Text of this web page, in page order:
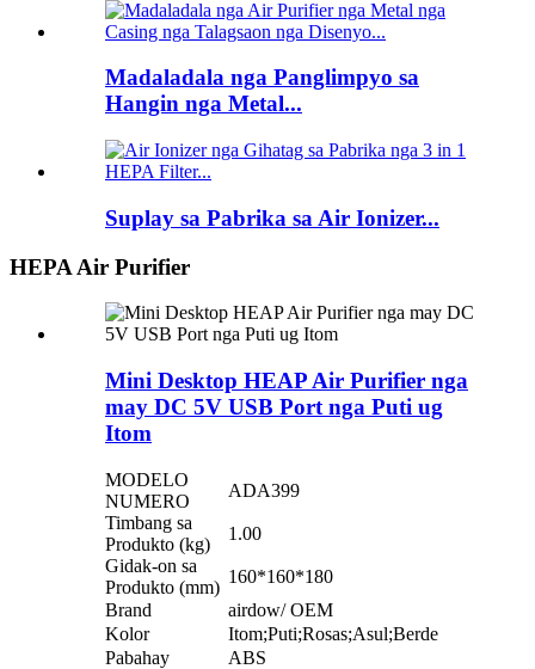
Madaladala nga Panglimpyo sa
Hangin nga Metal...
Suplay sa Pabrika sa Air Ionizer...
HEPA Air Purifier
Mini Desktop HEAP Air Purifier nga
may DC 5V USB Port nga Puti ug
Itom
MODELO
NUMERO
ADA399
Timbang sa
Produkto (kg)
1.00
Gidak-on sa
Produkto (mm)
160*160*180
Brand
airdow/ OEM
Kolor
Itom;Puti;Rosas;Asul;Berde
Pabahay
ABS